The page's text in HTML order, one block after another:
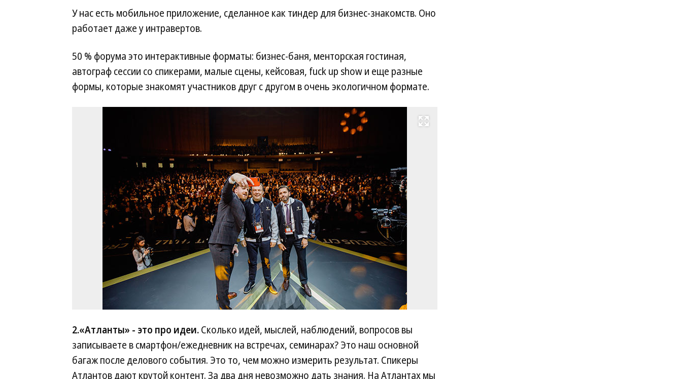
У нас есть мобильное приложение, сделанное как тиндер для бизнес-знакомств. Оно
работает даже у интравертов.
50 % форума это интерактивные форматы: бизнес-баня, менторская гостиная,
автограф сессии со спикерами, малые сцены, кейсовая, fuck up show и еще разные
формы, которые знакомят участников друг с другом в очень экологичном формате.
Развернуть на весь экран
2.«Атланты» - это про идеи.Сколько идей, мыслей, наблюдений, вопросов вы
записываете в смартфон/ежедневник на встречах, семинарах? Это наш основной
багаж после делового события. Это то, чем можно измерить результат. Спикеры
Атлантов дают крутой контент. За два дня невозможно дать знания. На Атлантах мы